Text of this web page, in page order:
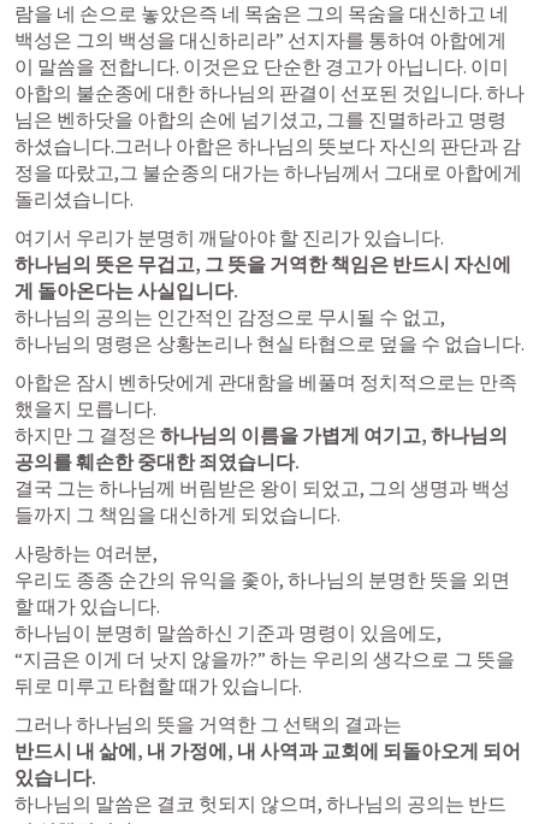
람을 네 손으로 놓았은즉 네 목숨은 그의 목숨을 대신하고 네
백성은 그의 백성을 대신하리라” 선지자를 통하여 아합에게
이 말씀을 전합니다. 이것은요 단순한 경고가 아닙니다. 이미
아합의 불순종에 대한 하나님의 판결이 선포된 것입니다. 하나
님은 벤하닷을 아합의 손에 넘기셨고, 그를 진멸하라고 명령
하셨습니다.그러나 아합은 하나님의 뜻보다 자신의 판단과 감
정을 따랐고,그 불순종의 대가는 하나님께서 그대로 아합에게
돌리셨습니다.
하나님의 뜻은 무겁고, 그 뜻을 거역한 책임은 반드시 자신에
게 돌아온다는 사실입니다.
하나님의 공의는 인간적인 감정으로 무시될 수 없고,
하나님의 명령은 상황논리나 현실 타협으로 덮을 수 없습니다.
아합은 잠시 벤하닷에게 관대함을 베풀며 정치적으로는 만족
했을지 모릅니다.
하지만 그 결정은 하나님의 이름을 가볍게 여기고, 하나님의
공의를 훼손한 중대한 죄였습니다.
결국 그는 하나님께 버림받은 왕이 되었고, 그의 생명과 백성
들까지 그 책임을 대신하게 되었습니다.
사랑하는 여러분,
우리도 종종 순간의 유익을 좇아, 하나님의 분명한 뜻을 외면
할 때가 있습니다.
하나님이 분명히 말씀하신 기준과 명령이 있음에도,
“지금은 이게 더 낫지 않을까?” 하는 우리의 생각으로 그 뜻을
뒤로 미루고 타협할 때가 있습니다.
반드시 내 삶에, 내 가정에, 내 사역과 교회에 되돌아오게 되어
있습니다.
하나님의 말씀은 결코 헛되지 않으며, 하나님의 공의는 반드